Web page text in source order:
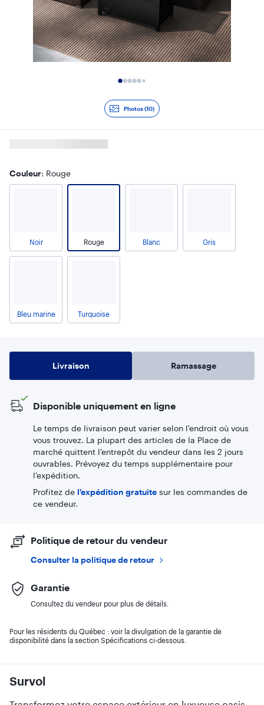
Photos (10)
Survol
Couleur: Rouge
Noir Rouge Blanc Gris
Bleu marine Turquoise
Livraison Ramassage
Disponible uniquement en ligne
Le temps de livraison peut varier selon l'endroit où vous
vous trouvez. La plupart des articles de la Place de
marché quittent l’entrepôt du vendeur dans les 2 jours
ouvrables. Prévoyez du temps supplémentaire pour
l’expédition.
Profitez de l'expédition gratuite sur les commandes de
ce vendeur.
Politique de retour du vendeur
Consulter la politique de retour
Garantie
Consultez du vendeur pour plus de détails.
Pour les résidents du Québec : voir la divulgation de la garantie de
disponibilité dans la section Spécifications ci-dessous.